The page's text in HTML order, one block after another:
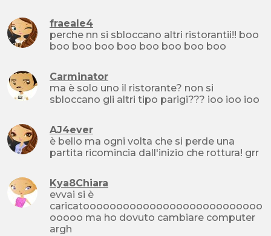
fraeale4
perche nn si sbloccano altri ristorantii!! boo
boo boo boo boo boo boo boo boo
Carminator
ma è solo uno il ristorante? non si
sbloccano gli altri tipo parigi??? ioo ioo ioo
AJ4ever
è bello ma ogni volta che si perde una
partita ricomincia dall'inizio che rottura! grr
Kya8Chiara
evvai si è
caricatooooooooooooooooooooooooooo
ooooo ma ho dovuto cambiare computer
argh